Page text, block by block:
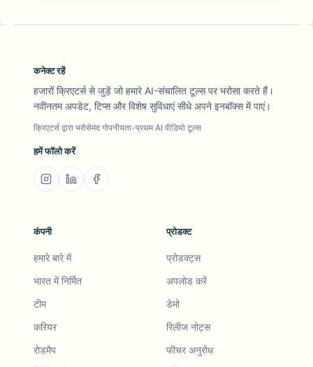
कनेक्ट रहें
हजारों क्रिएटर्स से जुड़ें जो हमारे AI-संचालित टूल्स पर भरोसा करते हैं।
नवीनतम अपडेट, टिप्स और विशेष सुविधाएं सीधे अपने इनबॉक्स में पाएं।
क्रिएटर्स द्वारा भरोसेमंद गोपनीयता-प्रथम AI वीडियो टूल्स
हमें फॉलो करें
कंपनी
हमारे बारे में
भारत में निर्मित
टीम
करियर
रोडमैप
प्रोडक्ट
प्रोडक्ट्स
अपलोड करें
डेमो
रिलीज नोट्स
फीचर अनुरोध